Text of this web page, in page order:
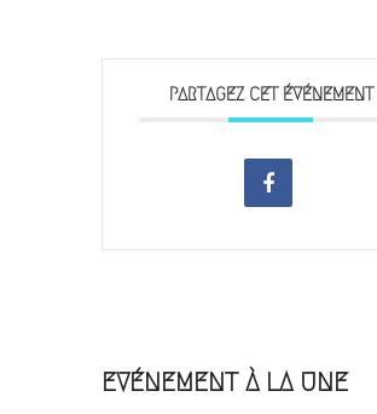
PARTAGEZ CET ÉVÉNEMENT
EVÉNEMENT À LA UNE